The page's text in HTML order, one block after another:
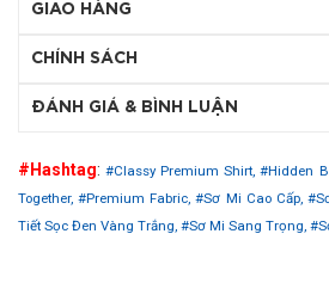
GIAO HÀNG
CHÍNH SÁCH
ĐÁNH GIÁ & BÌNH LUẬN
#Hashtag:#Classy Premium Shirt,#Hidden
Together,#Premium Fabric,#Sơ Mi Cao Cấp,
Tiết Sọc Đen Vàng Trắng, #Sơ Mi Sang Trọng,